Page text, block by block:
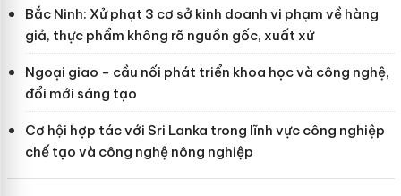
Bắc Ninh: Xử phạt 3 cơ sở kinh doanh vi phạm về hàng
giả, thực phẩm không rõ nguồn gốc, xuất xứ
Ngoại giao - cầu nối phát triển khoa học và công nghệ,
đổi mới sáng tạo
Cơ hội hợp tác với Sri Lanka trong lĩnh vực công nghiệp
chế tạo và công nghệ nông nghiệp